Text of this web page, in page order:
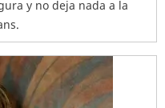
y no deja nada a la